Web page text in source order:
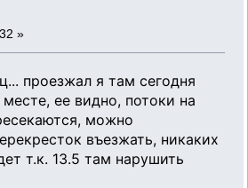
»
проезжал я там сегодня
ее видно, потоки на
можно
въезжать, никаких
т.к. 13.5 там нарушить